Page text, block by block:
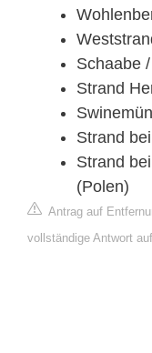
Schaabe
Strand
Strand
Strand
(Polen)
Antrag auf
vollständige Antwort